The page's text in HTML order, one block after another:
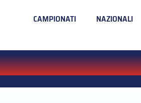
CAMPIONATI NAZIONALI